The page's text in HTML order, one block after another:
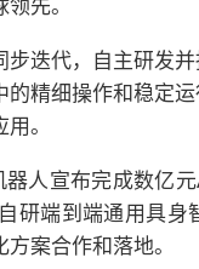
先。
步迭代，自主研发
精细操作和稳定
。
器人宣布完成数亿
研端到端通用具身
案合作和落地。